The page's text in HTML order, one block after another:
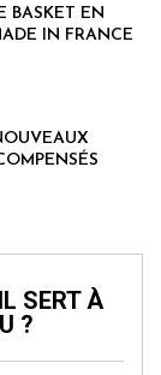
BASKET EN
IN FRANCE
SERT À
?